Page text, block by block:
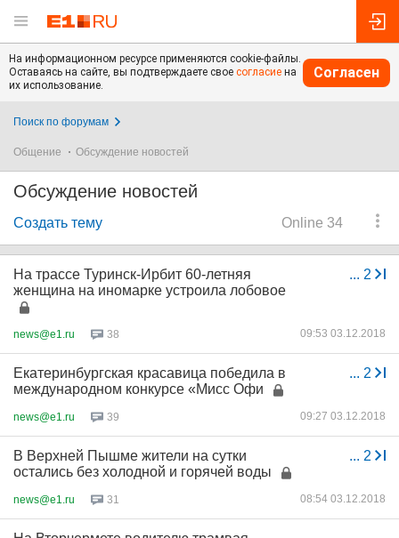
На информационном ресурсе применяются cookie-файлы.
Оставаясь на сайте, вы подтверждаете свое согласие на
их использование.
Согласен
Поиск по форумам
Общение Обсуждение новостей
Обсуждение новостей
Online 34
Создать тему
... 2
На трассе Туринск-Ирбит 60-летняя
женщина на иномарке устроила лобовое
news@e1.ru 38 09:53 03.12.2018
... 2
Екатеринбургская красавица победила в
международном конкурсе «Мисс Офи
news@e1.ru 39 09:27 03.12.2018
... 2
В Верхней Пышме жители на сутки
остались без холодной и горячей воды
news@e1.ru 31 08:54 03.12.2018